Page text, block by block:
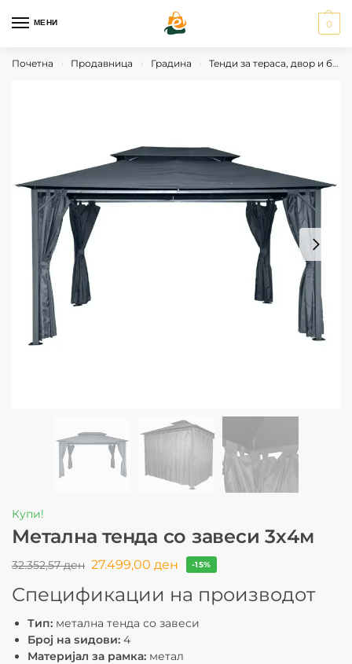
МЕНИ 0
Почетна › Продавница › Градина › Тенди за тераса, двор и балкон
Купи!
Метална тенда со завеси 3х4м
32.352,57ден 27.499,00 ден -15%
Спецификации на производот
Тип: метална тенда со завеси
Број на ѕидови: 4
Материјал за рамка: метал